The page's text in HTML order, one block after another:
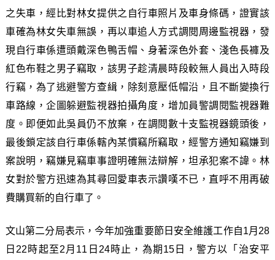
之失車，經比對林女提供之自行車照片及車身條碼，證實該
車確為林女失車無誤，再以車追人方式調閱周邊監視器，發
現自行車係遭頭戴深色鴨舌帽、身著深色外套、淺色長褲及
紅色布鞋之男子竊取，該男子趁清晨時段較無人員出入時段
行竊，為了逃避警方查緝，除刻意壓低帽沿，且不斷變換行
車路線，企圖躲避監視器拍攝角度，增加員警調閱監視器難
度。即便如此吳員仍不放棄，在調閱數十支監視器鏡頭後，
最後鎖定該自行車係轄內某慣竊所竊取，經警方通知竊嫌到
案說明，竊嫌見竊車事證明確無法辯解，坦承犯案不諱。林
女對於警方迅速為其尋回愛車表示讚嘆不已，直呼不用再破
費購買新的自行車了。
文山第二分局表示，今年加強重要節日安全維護工作自1月28
日22時起至2月11日24時止，為期15日，警方以「治安平